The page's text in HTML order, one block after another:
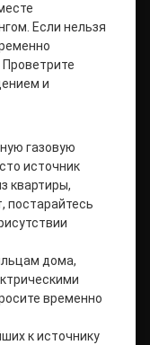
Если нельзя
Проветрите
и
газовую
источник
квартиры,
постарайтесь
дома,
временно
к источнику